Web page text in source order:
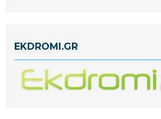
EKDROMI.GR